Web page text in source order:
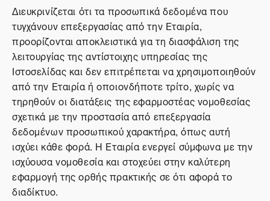
Διευκρινίζεται ότι τα προσωπικά δεδομένα που
τυγχάνουν επεξεργασίας από την Εταιρία,
προορίζονται αποκλειστικά για τη διασφάλιση της
λειτουργίας της αντίστοιχης υπηρεσίας της
Ιστοσελίδας και δεν επιτρέπεται να χρησιμοποιηθούν
από την Εταιρία ή οποιονδήποτε τρίτο, χωρίς να
τηρηθούν οι διατάξεις της εφαρμοστέας νομοθεσίας
σχετικά με την προστασία από επεξεργασία
δεδομένων προσωπικού χαρακτήρα, όπως αυτή
ισχύει κάθε φορά. Η Εταιρία ενεργεί σύμφωνα με την
ισχύουσα νομοθεσία και στοχεύει στην καλύτερη
εφαρμογή της ορθής πρακτικής σε ότι αφορά το
διαδίκτυο.